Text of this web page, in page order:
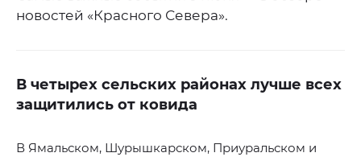
новостей «Красного Севера».
В четырех сельских районах лучше всех
защитились от ковида
В Ямальском, Шурышкарском, Приуральском и